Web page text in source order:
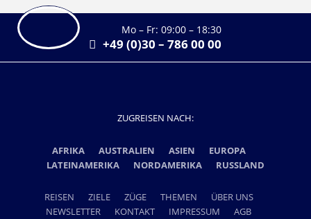
Mo – Fr: 09:00 – 18:30
+49 (0)30 – 786 00 00
ZUGREISEN NACH:
AFRIKA AUSTRALIEN ASIEN
EUROPA
LATEINAMERIKA
NORDAMERIKA RUSSLAND
REISEN ZIELE ZÜGE THEMEN
ÜBER UNS
NEWSLETTER
KONTAKT IMPRESSUM
AGB